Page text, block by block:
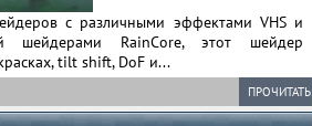
с различными эффектами VHS и
шейдерами RainCore, этот шейдер
tilt shift, DoF и...
ПРОЧИТАТЬ